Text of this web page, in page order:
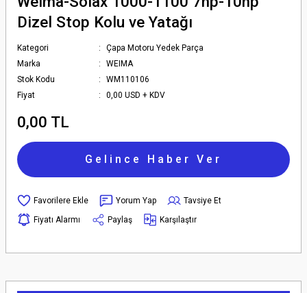
Dizel Stop Kolu ve Yatağı
Kategori
Çapa Motoru Yedek Parça
Marka
WEIMA
Stok Kodu
WM110106
Fiyat
0,00 USD + KDV
0,00 TL
Gelince Haber Ver
Yorum Yap
Tavsiye Et
Fiyatı Alarmı
Paylaş Karşılaştır